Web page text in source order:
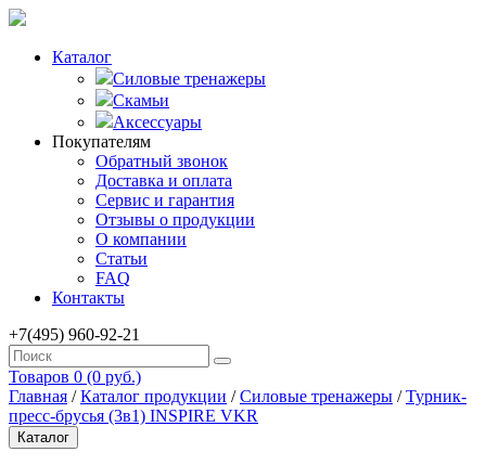
Каталог
Силовые тренажеры
Скамьи
Аксессуары
Покупателям
Обратный звонок
Доставка и оплата
Сервис и гарантия
Отзывы о продукции
О компании
Статьи
FAQ
Контакты
+7(495) 960-92-21
Товаров 0 (0 руб.)
Главная /Каталог продукции /Силовые тренажеры /Турник-
пресс-брусья (3в1) INSPIRE VKR
Каталог